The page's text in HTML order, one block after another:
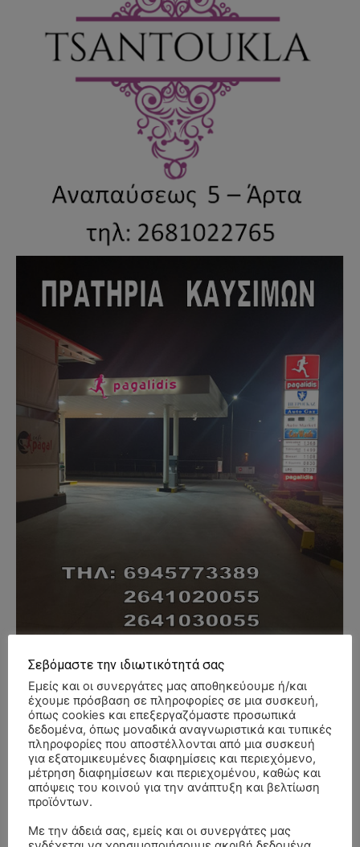
- Advertisment -
Σεβόμαστε την ιδιωτικότητά σας
Εμείς και οι συνεργάτες μας αποθηκεύουμε ή/και
έχουμε πρόσβαση σε πληροφορίες σε μια συσκευή,
όπως cookies και επεξεργαζόμαστε προσωπικά
δεδομένα, όπως μοναδικά αναγνωριστικά και τυπικές
πληροφορίες που αποστέλλονται από μια συσκευή
για εξατομικευμένες διαφημίσεις και περιεχόμενο,
μέτρηση διαφημίσεων και περιεχομένου, καθώς και
απόψεις του κοινού για την ανάπτυξη και βελτίωση
προϊόντων.
Με την άδειά σας, εμείς και οι συνεργάτες μας